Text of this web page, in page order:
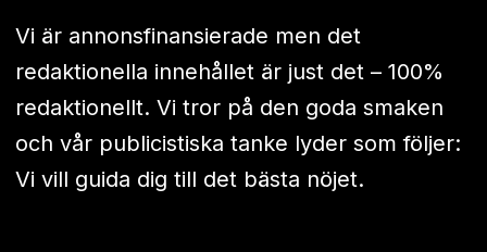
Vi är annonsfinansierade men det
redaktionella innehållet är just det – 100%
redaktionellt. Vi tror på den goda smaken
och vår publicistiska tanke lyder som följer:
Vi vill guida dig till det bästa nöjet.